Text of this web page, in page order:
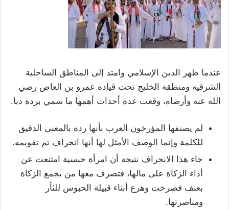
عندما ظهر الدين الإسلامي وامتد إلى المناطق الساحلية
الشرقية ومنطقة الخليج تحت قيادة عمرو بن العاص رضي
الله عنه وأرضاه، وقعت عدة أحداث أهمها ما سمي بردة دبا.
لم يصنفها المؤرخون العرب بأنها ردة بالمعنى الدقيق
للكلمة وإنما الوصف الأمثل لها أنها انحراف تم تقويمه.
جاء هذا الانحراف نتيجة أن امرأة حبسية امتنعت عن
أداء الزكاة على مالها، فتصرف معها من يجمع الزكاة
بعنف فصرخت وهرع أبناء قبيلة الحبوس للثأر
ومناصرتها.